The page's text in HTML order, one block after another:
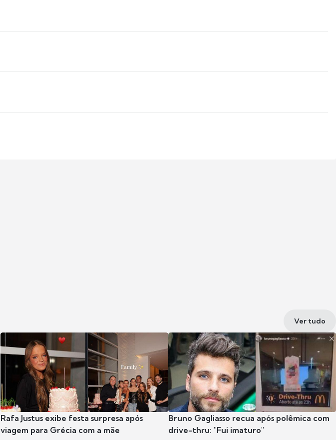
Ver tudo
Rafa Justus exibe festa surpresa após
viagem para Grécia com a mãe
Bruno Gagliasso recua após polêmica com
drive-thru: "Fui imaturo"